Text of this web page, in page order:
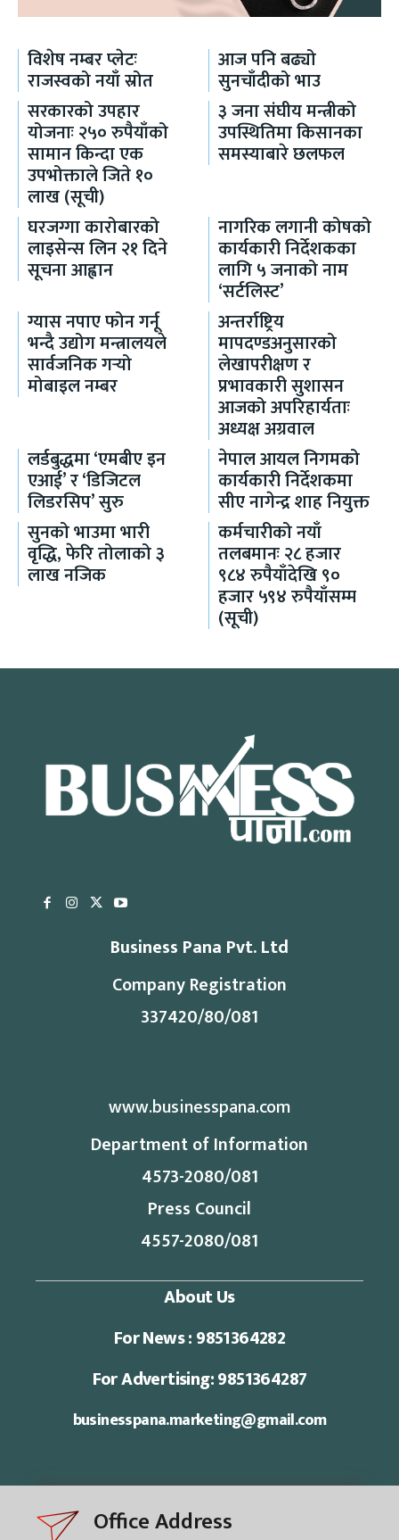
विशेष नम्बर प्लेटः
राजस्वको नयाँ स्रोत
आज पनि बढ्यो
सुनचाँदीको भाउ
सरकारको उपहार
योजनाः २५० रुपैयाँको
सामान किन्दा एक
उपभोक्ताले जिते १०
लाख (सूची)
३ जना संघीय मन्त्रीको
उपस्थितिमा किसानका
समस्याबारे छलफल
घरजग्गा कारोबारको
लाइसेन्स लिन २१ दिने
सूचना आह्वान
नागरिक लगानी कोषको
कार्यकारी निर्देशकका
लागि ५ जनाको नाम
‘सर्टलिस्ट’
ग्यास नपाए फोन गर्नू
भन्दै उद्योग मन्त्रालयले
सार्वजनिक गर्‍यो
मोबाइल नम्बर
अन्तर्राष्ट्रिय
मापदण्डअनुसारको
लेखापरीक्षण र
प्रभावकारी सुशासन
आजको अपरिहार्यताः
अध्यक्ष अग्रवाल
लर्डबुद्धमा ‘एमबीए इन
एआई’ र ‘डिजिटल
लिडरसिप’ सुरु
नेपाल आयल निगमको
कार्यकारी निर्देशकमा
सीए नागेन्द्र शाह नियुक्त
सुनको भाउमा भारी
वृद्धि, फेरि तोलाको ३
लाख नजिक
कर्मचारीको नयाँ
तलबमानः २८ हजार
९८४ रुपैयाँदेखि ९०
हजार ५९४ रुपैयाँसम्म
(सूची)
Business Pana Pvt. Ltd
Company Registration
337420/80/081
www.businesspana.com
Department of Information
4573-2080/081
Press Council
4557-2080/081
About Us
For News : 9851364282
For Advertising: 9851364287
businesspana.marketing@gmail.com
Office Address